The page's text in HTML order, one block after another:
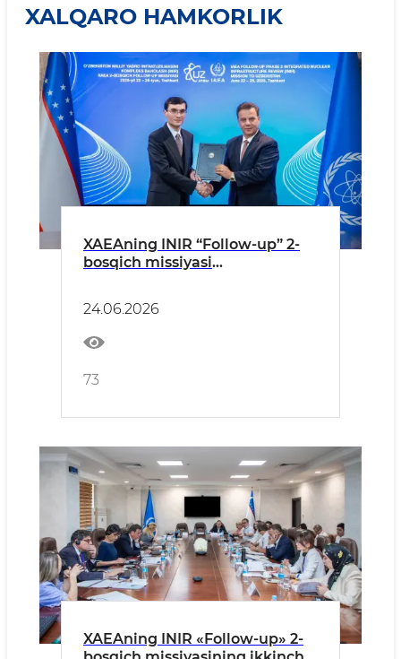
XALQARO HAMKORLIK
XAEAning INIR “Follow-up” 2-
bosqich missiyasi
24.06.2026
73
XAEAning INIR «Follow-up» 2-